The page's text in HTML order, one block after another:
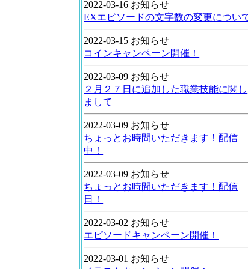
2022-03-16 お知らせ
EXエピソードの文字数の変更につい
2022-03-15 お知らせ
コインキャンペーン開催！
2022-03-09 お知らせ
２月２７日に追加した職業技能に関し
まして
2022-03-09 お知らせ
ちょっとお時間いただきます！配信
中！
2022-03-09 お知らせ
ちょっとお時間いただきます！配信
日！
2022-03-02 お知らせ
エピソードキャンペーン開催！
2022-03-01 お知らせ